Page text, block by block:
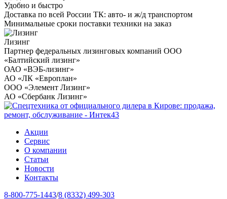
Удобно и быстро
Доставка по всей России ТК: авто- и ж/д транспортом
Минимальные сроки поставки техники на заказ
Лизинг
Партнер федеральных лизинговых компаний ООО
«Балтийский лизинг»
ОАО «ВЭБ-лизинг»
АО «ЛК «Европлан»
ООО «Элемент Лизинг»
АО «Сбербанк Лизинг»
Акции
Сервис
О компании
Статьи
Новости
Контакты
8-800-775-1443/8 (8332) 499-303